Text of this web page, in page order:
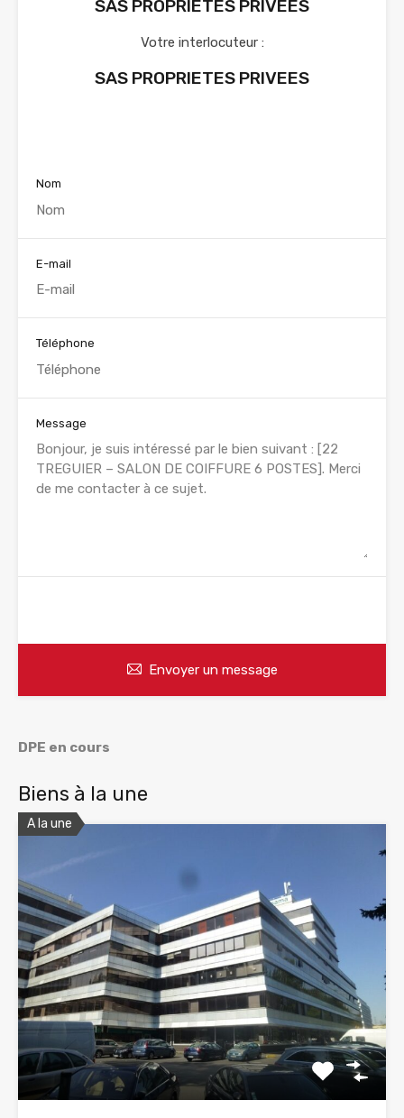
SAS PROPRIETES PRIVEES
Votre interlocuteur :
SAS PROPRIETES PRIVEES
Nom
E-mail
Téléphone
Message
Envoyer un message
DPE en cours
Biens à la une
A la une